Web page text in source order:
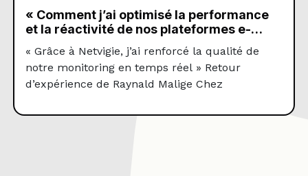
« Comment j’ai optimisé la performance
et la réactivité de nos plateformes e-
commerce ? »
« Grâce à Netvigie, j’ai renforcé la qualité de
notre monitoring en temps réel » Retour
d’expérience de Raynald Malige Chez
l’agilité technologique sont au coeur de la